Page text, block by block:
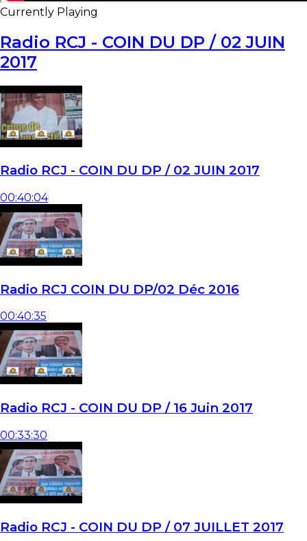
Currently Playing
Radio RCJ - COIN DU DP / 02 JUIN
2017
Radio RCJ - COIN DU DP / 02 JUIN 2017
00:40:04
Radio RCJ COIN DU DP/02 Déc 2016
00:40:35
Radio RCJ - COIN DU DP / 16 Juin 2017
00:33:30
Radio RCJ - COIN DU DP / 07 JUILLET 2017